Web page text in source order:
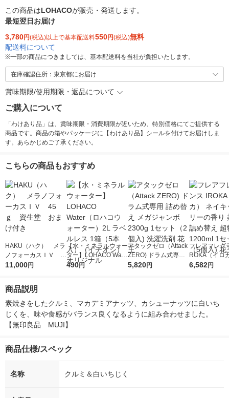
この商品はLOHACOが販売・発送します。
最短翌日お届け
3,780円(税込)以上で基本配送料550円(税込)無料
配送料について
※一部の商品につきましては、基本配送料を当社が負担いたします。
在庫確認住所：東京都にお届け
賞味期限/使用期限・返品について
ご購入について
「わけあり品」は、賞味期限・消費期限が近いため、特別価格にてご提供する
商品です。商品の箱やパッケージに【わけあり品】シールを付けてお届けしま
す。あらかじめご了承ください。
こちらの商品もおすすめ
HAKU（ハク） メラ
ノフォーカスＩＶ 4
5ｇ 資生堂 おまけ
11,000円
【水・ミネラルウォー
ター】LOHACO Wate
r（ロハコウォータ
490円
アタックゼロ（Attack
ZERO) ドラム式専用
詰め替え メガジャン
5,820円
フレアフレグ
ROKA（イロ
イキッドリリ
6,582円
商品説明
素焼きをしたクルミ、マカデミアナッツ、カシューナッツに白いち
じくを、味や食感がバランス良くなるように組み合わせました。
【無印良品　MUJI】
商品仕様/スペック
名称 クルミ＆白いちじく